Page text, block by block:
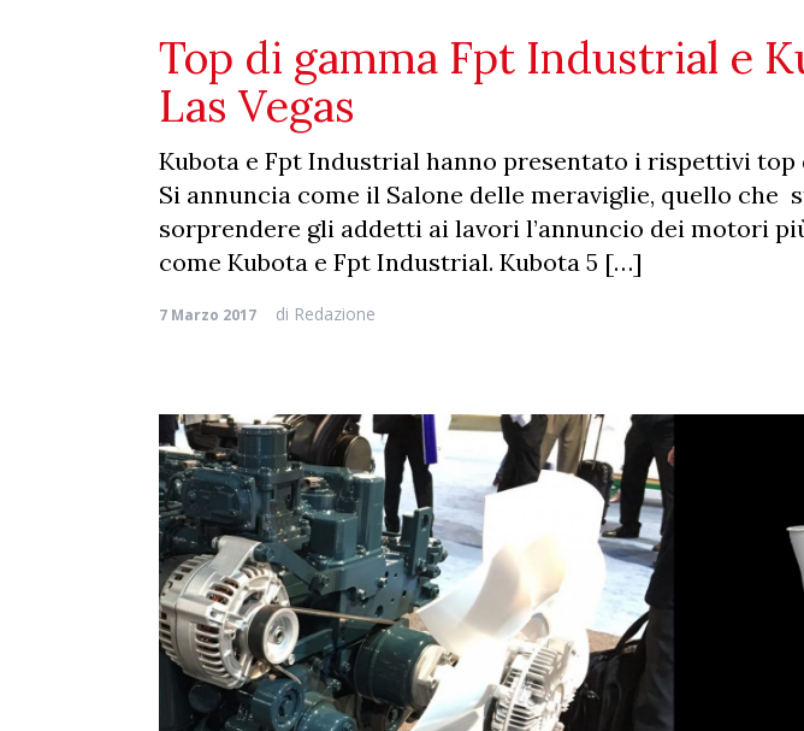
Top di gamma Fpt Industrial e
Las Vegas
Kubota e Fpt Industrial hanno presentato i rispettivi top
Si annuncia come il Salone delle meraviglie, quello che
sorprendere gli addetti ai lavori l’annuncio dei motori
come Kubota e Fpt Industrial. Kubota 5 […]
7 Marzo 2017 di Redazione